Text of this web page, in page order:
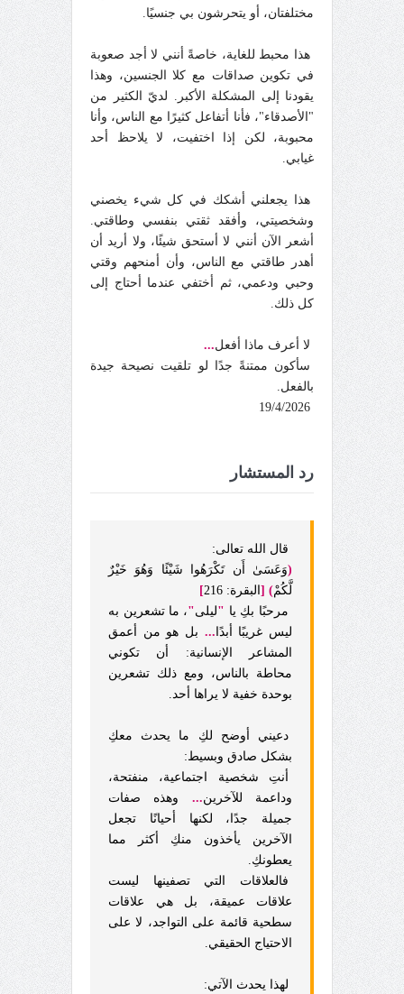
مختلفتان، أو يتحرشون بي جنسيًا.
هذا محبط للغاية، خاصةً أنني لا أجد صعوبة
في تكوين صداقات مع كلا الجنسين، وهذا
يقودنا إلى المشكلة الأكبر. لديّ الكثير من
"الأصدقاء"، فأنا أتفاعل كثيرًا مع الناس، وأنا
محبوبة، لكن إذا اختفيت، لا يلاحظ أحد
غيابي.
هذا يجعلني أشكك في كل شيء يخصني
وشخصيتي، وأفقد ثقتي بنفسي وطاقتي.
أشعر الآن أنني لا أستحق شيئًا، ولا أريد أن
أهدر طاقتي مع الناس، وأن أمنحهم وقتي
وحبي ودعمي، ثم أختفي عندما أحتاج إلى
كل ذلك.
لا أعرف ماذا أفعل...
سأكون ممتنةً جدًا لو تلقيت نصيحة جيدة
بالفعل.
رد المستشار
قال الله تعالى:
(وَعَسَىٰ أَن تَكْرَهُوا شَيْئًا وَهُوَ خَيْرٌ
لَّكُمْ)
[ البقرة: 216
]
مرحبًا بكِ يا "ليلى"، ما تشعرين به
ليس غريبًا أبدًا ... بل هو من أعمق
المشاعر الإنسانية: أن تكوني
محاطة بالناس، ومع ذلك تشعرين
بوحدة خفية لا يراها أحد.
دعيني أوضح لكِ ما يحدث معكِ
بشكل صادق وبسيط:
أنتِ شخصية اجتماعية، منفتحة،
وداعمة للآخرين... وهذه صفات
جميلة جدًا، لكنها أحيانًا تجعل
الآخرين يأخذون منكِ أكثر مما
يعطونكِ.
فالعلاقات التي تصفينها ليست
علاقات عميقة، بل هي علاقات
سطحية قائمة على التواجد، لا على
الاحتياج الحقيقي.
لهذا يحدث الآتي: